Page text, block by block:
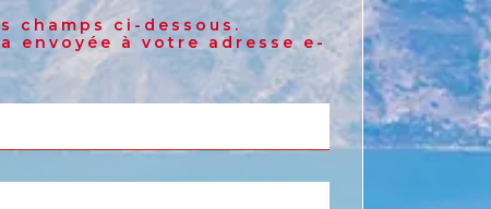
English
France
French
champs ci-dessous.
envoyée à votre adresse e-